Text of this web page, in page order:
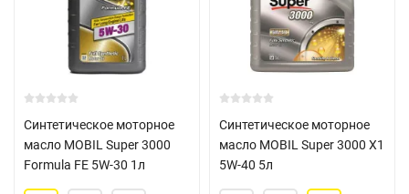
Синтетическое моторное
масло MOBIL Super 3000
Formula FE 5W-30 1л
Синтетическое моторное
масло MOBIL Super 3000 X1
5W-40 5л